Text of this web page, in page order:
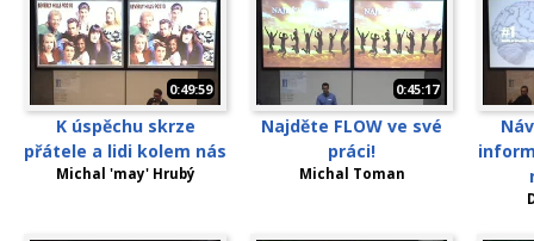
0:49:59
K úspěchu skrze
přátele a lidi kolem nás
Michal 'may' Hrubý
0:45:17
Najděte FLOW ve své
práci!
Michal Toman